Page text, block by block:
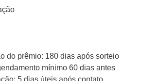
do prêmio: 180 dias após sorteio
mínimo 60 dias antes